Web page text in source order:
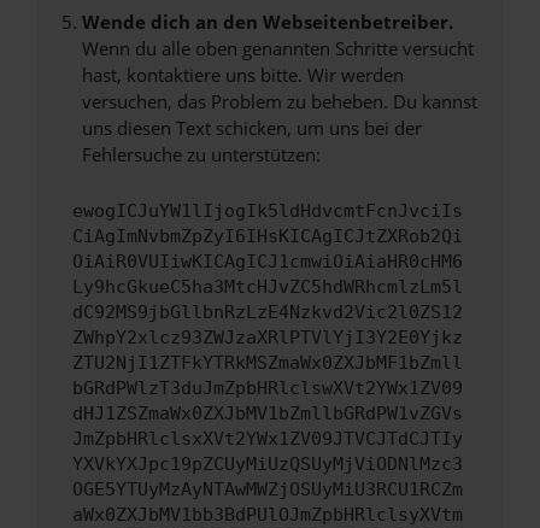
Wende dich an den Webseitenbetreiber.
Wenn du alle oben genannten Schritte versucht
hast, kontaktiere uns bitte. Wir werden
versuchen, das Problem zu beheben. Du kannst
uns diesen Text schicken, um uns bei der
Fehlersuche zu unterstützen:
ewogICJuYW1lIjogIk5ldHdvcmtFcnJvciIs
CiAgImNvbmZpZyI6IHsKICAgICJtZXRob2Qi
OiAiR0VUIiwKICAgICJ1cmwiOiAiaHR0cHM6
Ly9hcGkueC5ha3MtcHJvZC5hdWRhcmlzLm5l
dC92MS9jbGllbnRzLzE4Nzkvd2Vic2l0ZS12
ZWhpY2xlcz93ZWJzaXRlPTVlYjI3Y2E0Yjkz
ZTU2NjI1ZTFkYTRkMSZmaWx0ZXJbMF1bZmll
bGRdPWlzT3duJmZpbHRlclswXVt2YWx1ZV09
dHJ1ZSZmaWx0ZXJbMV1bZmllbGRdPW1vZGVs
JmZpbHRlclsxXVt2YWx1ZV09JTVCJTdCJTIy
YXVkYXJpc19pZCUyMiUzQSUyMjViODNlMzc3
OGE5YTUyMzAyNTAwMWZjOSUyMiU3RCU1RCZm
aWx0ZXJbMV1bb3BdPUlOJmZpbHRlclsyXVtm